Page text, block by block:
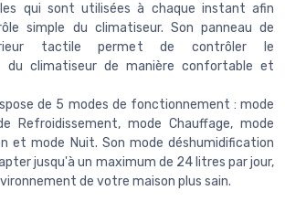
qui sont utilisées à chaque instant afin
simple du climatiseur. Son panneau de
tactile permet de contrôler le
du climatiseur de manière confortable et
de 5 modes de fonctionnement : mode
Refroidissement, mode Chauffage, mode
et mode Nuit. Son mode déshumidification
jusqu'à un maximum de 24 litres par jour,
de votre maison plus sain.